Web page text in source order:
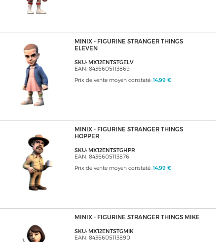
MINIX - FIGURINE STRANGER THINGS
ELEVEN
SKU: MX12ENTSTGELV
EAN: 8436605113869
Prix de vente moyen constaté: 14,99 €
MINIX - FIGURINE STRANGER THINGS
HOPPER
SKU: MX12ENTSTGHPR
EAN: 8436605113876
Prix de vente moyen constaté: 14,99 €
MINIX - FIGURINE STRANGER THINGS MIKE
SKU: MX12ENTSTGMIK
EAN: 8436605113890